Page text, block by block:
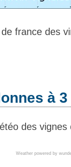
france des
à
des
Weather powered by